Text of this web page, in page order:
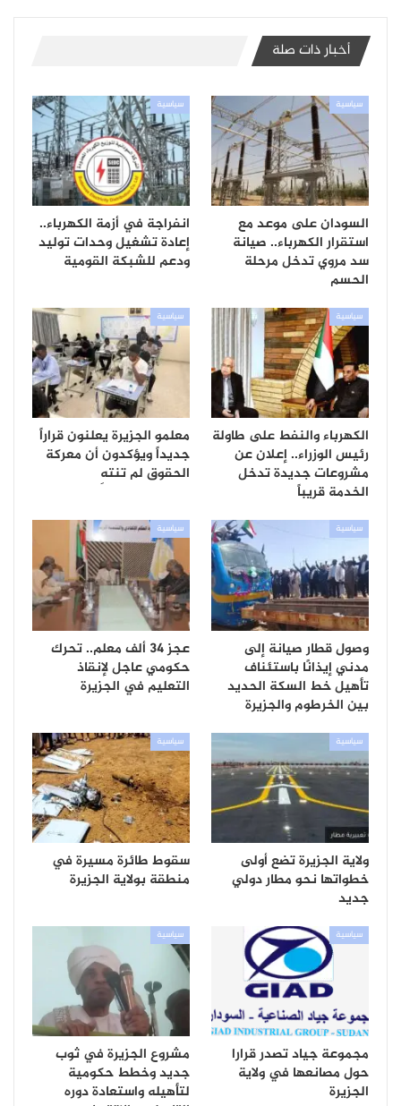
أخبار ذات صلة
سياسية
السودان على موعد مع
استقرار الكهرباء.. صيانة
سد مروي تدخل مرحلة
الحسم
سياسية
انفراجة في أزمة الكهرباء..
إعادة تشغيل وحدات توليد
ودعم للشبكة القومية
سياسية
الكهرباء والنفط على طاولة
رئيس الوزراء.. إعلان عن
مشروعات جديدة تدخل
الخدمة قريباً
سياسية
معلمو الجزيرة يعلنون قراراً
جديداً ويؤكدون أن معركة
الحقوق لم تنتهِ
سياسية
وصول قطار صيانة إلى
مدني إيذانًا باستئناف
تأهيل خط السكة الحديد
بين الخرطوم والجزيرة
سياسية
عجز 34 ألف معلم.. تحرك
حكومي عاجل لإنقاذ
التعليم في الجزيرة
سياسية
ولاية الجزيرة تضع أولى
خطواتها نحو مطار دولي
جديد
سياسية
سقوط طائرة مسيرة في
منطقة بولاية الجزيرة
سياسية
مجموعة جياد تصدر قرارا
حول مصانعها في ولاية
الجزيرة
سياسية
مشروع الجزيرة في ثوب
جديد وخطط حكومية
لتأهيله واستعادة دوره